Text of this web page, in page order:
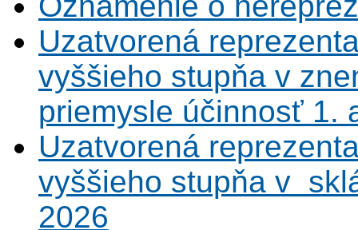
Uzatvorená
vyššieho stupňa v
priemysle účinnosť 1.
Uzatvorená
vyššieho stupňa v
2026